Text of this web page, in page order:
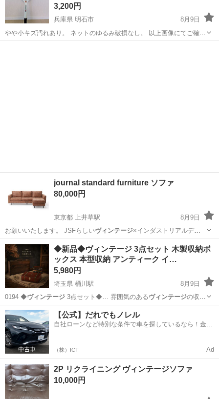
3,200円
兵庫県 明石市
8月9日
やや小キズ汚れあり。 ネットのゆるみ破損なし。 以上画像にてご確
認、ご了承の上、 ノークレームノーリターンにてお願い致します。
journal standard furniture ソファ
80,000円
東京都 上井草駅
8月9日
お願いいたします。 JSFらしいヴィンテージ×インダストリアルデザ
インに、機能…
東京 杉並区 上井草駅
◆新品◆ヴィンテージ 3点セット 木製収納ボ
ックス 本型収納 アンティーク イ…
5,980円
埼玉県 桶川駅
8月9日
0194 ◆ヴィンテージ 3点セット◆… 雰囲気のあるヴィンテージの収納
アイテム… 容】 ① 木製ヴィンテージ ケース 約 横… 真参照 ③ヴィン
テージ木製ボックス… 風合いがあり、 ヴィンテージ
埼玉 桶川市 桶川駅 インテリア雑貨/小物
【公式】だれでもノレル
自社ローンなど特別な条件で車を探しているなら！金利
（株）ICT Ad
2P リクライニング ヴィンテージソファ
10,000円